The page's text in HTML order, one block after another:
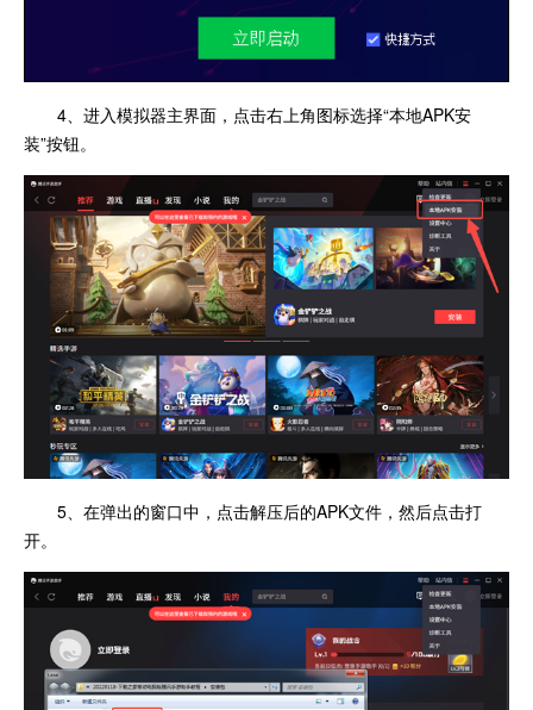
4、进入模拟器主界面，点击右上角图标选择“本地APK安
装”按钮。
5、在弹出的窗口中，点击解压后的APK文件，然后点击打
开。